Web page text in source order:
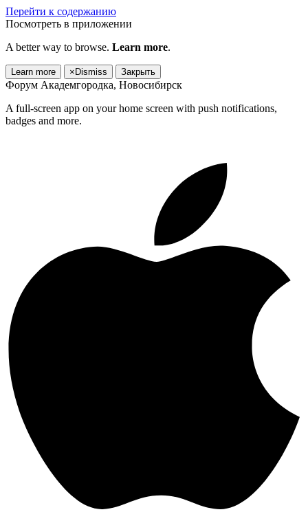
Перейти к содержанию
Посмотреть в приложении
A better way to browse. Learn more.
Learn more × Dismiss Закрыть
Форум Академгородка, Новосибирск
A full-screen app on your home screen with push notifications,
badges and more.